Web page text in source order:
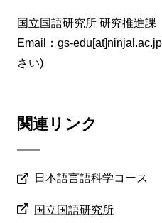
国立国語研究所 研究推進
Email：gs-
さい)
関連リンク
日本語言語科学コース
国立国語研究所